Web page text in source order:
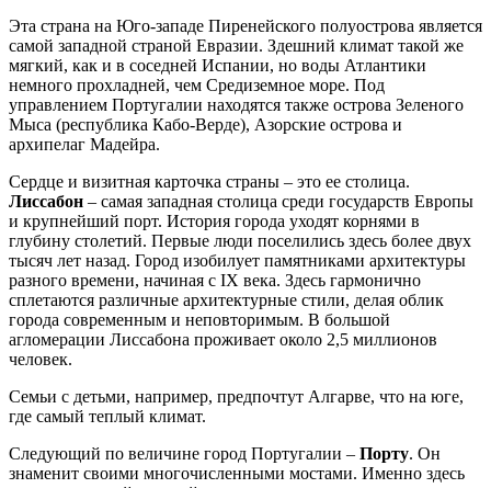
Эта страна на Юго-западе Пиренейского полуострова является
самой западной страной Евразии. Здешний климат такой же
мягкий, как и в соседней Испании, но воды Атлантики
немного прохладней, чем Средиземное море. Под
управлением Португалии находятся также острова Зеленого
Мыса (республика Кабо-Верде), Азорские острова и
архипелаг Мадейра.
Сердце и визитная карточка страны – это ее столица.
Лиссабон – самая западная столица среди государств Европы
и крупнейший порт. История города уходят корнями в
глубину столетий. Первые люди поселились здесь более двух
тысяч лет назад. Город изобилует памятниками архитектуры
разного времени, начиная с IX века. Здесь гармонично
сплетаются различные архитектурные стили, делая облик
города современным и неповторимым. В большой
агломерации Лиссабона проживает около 2,5 миллионов
человек.
Семьи с детьми, например, предпочтут Алгарве, что на юге,
где самый теплый климат.
Следующий по величине город Португалии – Порту. Он
знаменит своими многочисленными мостами. Именно здесь